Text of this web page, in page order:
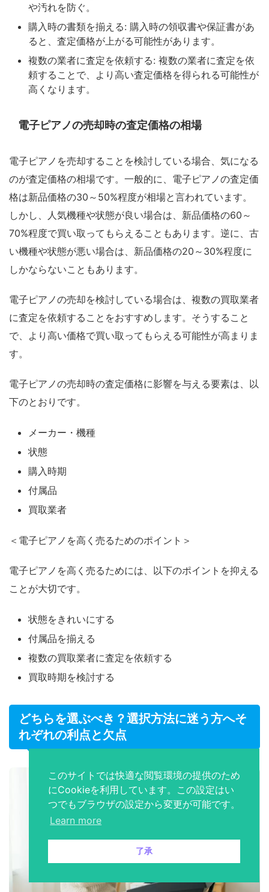
や汚れを防ぐ。
購入時の書類を揃える: 購入時の領収書や保証書があ
ると、査定価格が上がる可能性があります。
複数の業者に査定を依頼する: 複数の業者に査定を依
頼することで、より高い査定価格を得られる可能性が
高くなります。
電子ピアノの売却時の査定価格の相場
電子ピアノを売却することを検討している場合、気になる
のが査定価格の相場です。一般的に、電子ピアノの査定価
格は新品価格の30～50%程度が相場と言われています。
しかし、人気機種や状態が良い場合は、新品価格の60～
70%程度で買い取ってもらえることもあります。逆に、古
い機種や状態が悪い場合は、新品価格の20～30%程度に
しかならないこともあります。
電子ピアノの売却を検討している場合は、複数の買取業者
に査定を依頼することをおすすめします。そうすること
で、より高い価格で買い取ってもらえる可能性が高まりま
す。
電子ピアノの売却時の査定価格に影響を与える要素は、以
下のとおりです。
メーカー・機種
状態
購入時期
付属品
買取業者
＜電子ピアノを高く売るためのポイント＞
電子ピアノを高く売るためには、以下のポイントを抑える
ことが大切です。
状態をきれいにする
付属品を揃える
複数の買取業者に査定を依頼する
買取時期を検討する
どちらを選ぶべき？選択方法に迷う方へそ
れぞれの利点と欠点
このサイトでは快適な閲覧環境の提供のため
にCookieを利用しています。この設定はい
つでもブラウザの設定から変更が可能です。
Learn more
了承